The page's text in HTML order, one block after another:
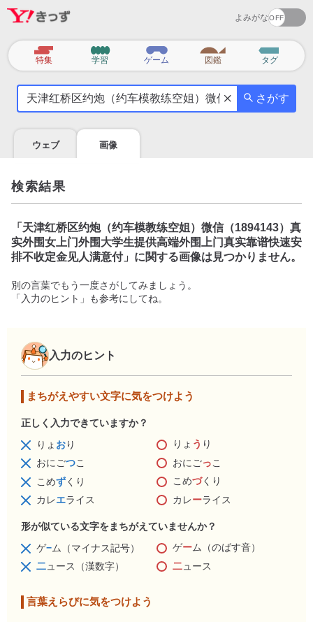
よみがな
カ
テ
特集 学習 ゲーム 図鑑 タグ
気
を
調
べ
よ
う
さがす
ウェブ 画像
検索結果
「 天津红桥区约炮（约车模教练空姐）微信（1894143）真
实外围女上门外围大学生提供高端外围上门真实靠谱快速安
排不收定金见人满意付」に関する画像は見つかりません。
別の言葉でもう一度さがしてみましょう。
「入力のヒント」も参考にしてね。
入力のヒント
まちがえやすい文字に気をつけよう
正しく入力できていますか？
りょ おり りょ う り
おにごつこ おにごっこ
こめずくり こめづくり
カレエライス カレーライス
形が似ている文字をまちがえていませんか？
ゲ−ム（マイナス記号） ゲーム（のばす音）
二ュース（漢数字） 二ュース
言葉えらびに気をつけよう